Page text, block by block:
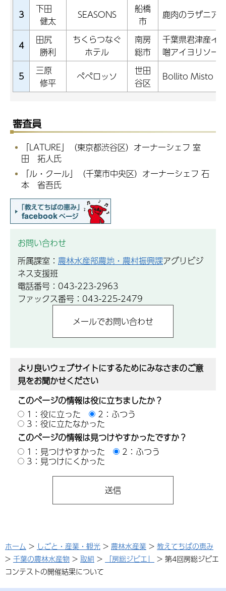
3
下田
健太
SEASONS
船橋
市
鹿肉のラザニア
4
田尻
勝利
ちくらつなぐ
ホテル
南房
総市
千葉県君津産イ
噌アイヨリソー
5
三原
修平
ペペロッソ
世田
谷区
Bollito Misto
審査員
「LATURE」（東京都渋谷区）オーナーシェフ 室
田 拓人氏
「ル・クール」（千葉市中央区）オーナーシェフ 石
本 省吾氏
お問い合わせ
所属課室： 農林水産部農地・農村振興課アグリビジ
ネス支援班
電話番号：043-223-2963
ファックス番号：043-225-2479
より良いウェブサイトにするためにみなさまのご意
見をお聞かせください
このページの情報は役に立ちましたか？
1：役に立った
2：ふつう
3：役に立たなかった
このページの情報は見つけやすかったですか？
1：見つけやすかった
2：ふつう
3：見つけにくかった
ホーム > しごと・産業・観光 > 農林水産業 > 教えてちばの恵み
> 千葉の農林水産物 > 取組 > 「房総ジビエ」
> 第4回房総ジビエ
コンテストの開催結果について